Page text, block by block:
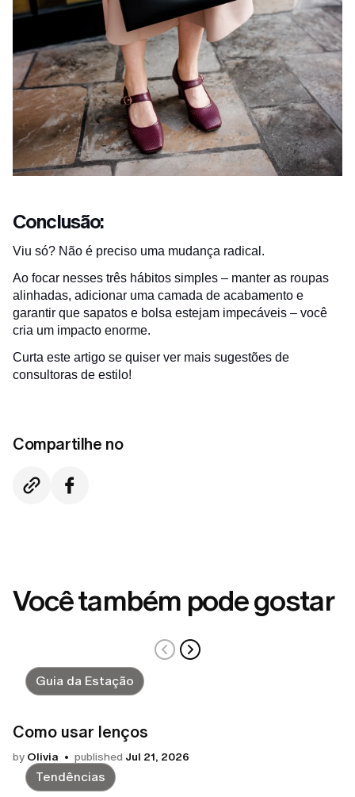
Conclusão:
Viu só? Não é preciso uma mudança radical.
Ao focar nesses três hábitos simples – manter as roupas
alinhadas, adicionar uma camada de acabamento e
garantir que sapatos e bolsa estejam impecáveis – você
cria um impacto enorme.
Curta este artigo se quiser ver mais sugestões de
consultoras de estilo!
Compartilhe no
Você também pode gostar
Guia da Estação
Como usar lenços
by Olivia published Jul 21, 2026
Tendências